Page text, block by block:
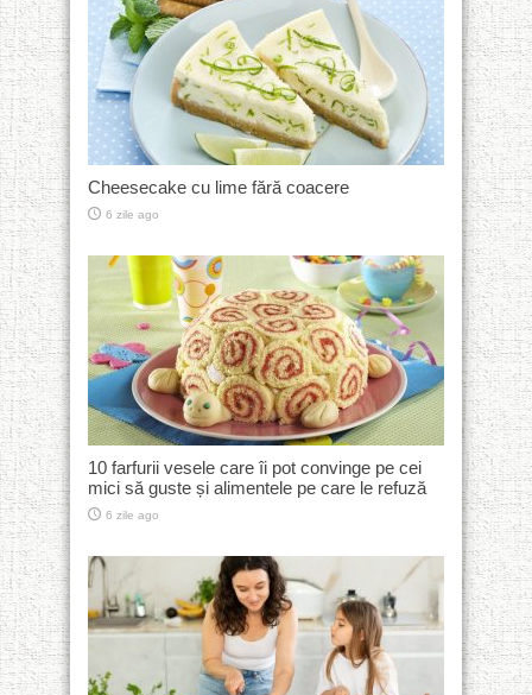
Cheesecake cu lime fără coacere
6 zile ago
10 farfurii vesele care îi pot convinge pe cei
mici să guste și alimentele pe care le refuză
6 zile ago